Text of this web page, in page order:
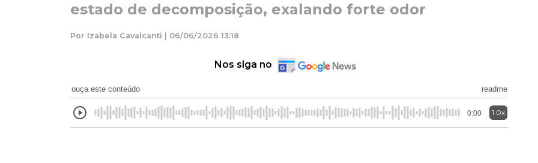
estado de decomposição, exalando forte odor
Por Izabela Cavalcanti | 06/06/2026 13:18
Nos siga no
ouça este conteúdo readme
0:00 1.0x